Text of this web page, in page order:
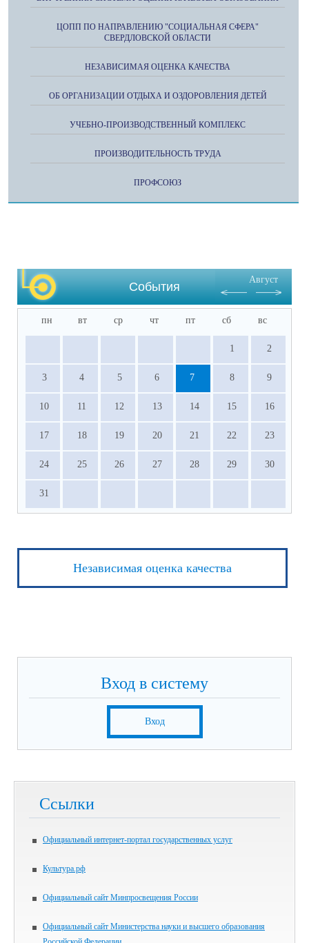
ЦОПП ПО НАПРАВЛЕНИЮ "СОЦИАЛЬНАЯ СФЕРА"
СВЕРДЛОВСКОЙ ОБЛАСТИ
НЕЗАВИСИМАЯ ОЦЕНКА КАЧЕСТВА
ОБ ОРГАНИЗАЦИИ ОТДЫХА И ОЗДОРОВЛЕНИЯ ДЕТЕЙ
УЧЕБНО-ПРОИЗВОДСТВЕННЫЙ КОМПЛЕКС
ПРОИЗВОДИТЕЛЬНОСТЬ ТРУДА
ПРОФСОЮЗ
События
Август
пн вт ср чт пт сб вс
1 2
3 4 5 6 7 8 9
10 11 12 13 14 15 16
17 18 19 20 21 22 23
24 25 26 27 28 29 30
31
Независимая оценка качества
Вход в систему
Вход
Ссылки
Официальный интернет-портал государственных услуг
Культура.рф
Официальный сайт Минпросвещения России
Официальный сайт Министерства науки и высшего образования